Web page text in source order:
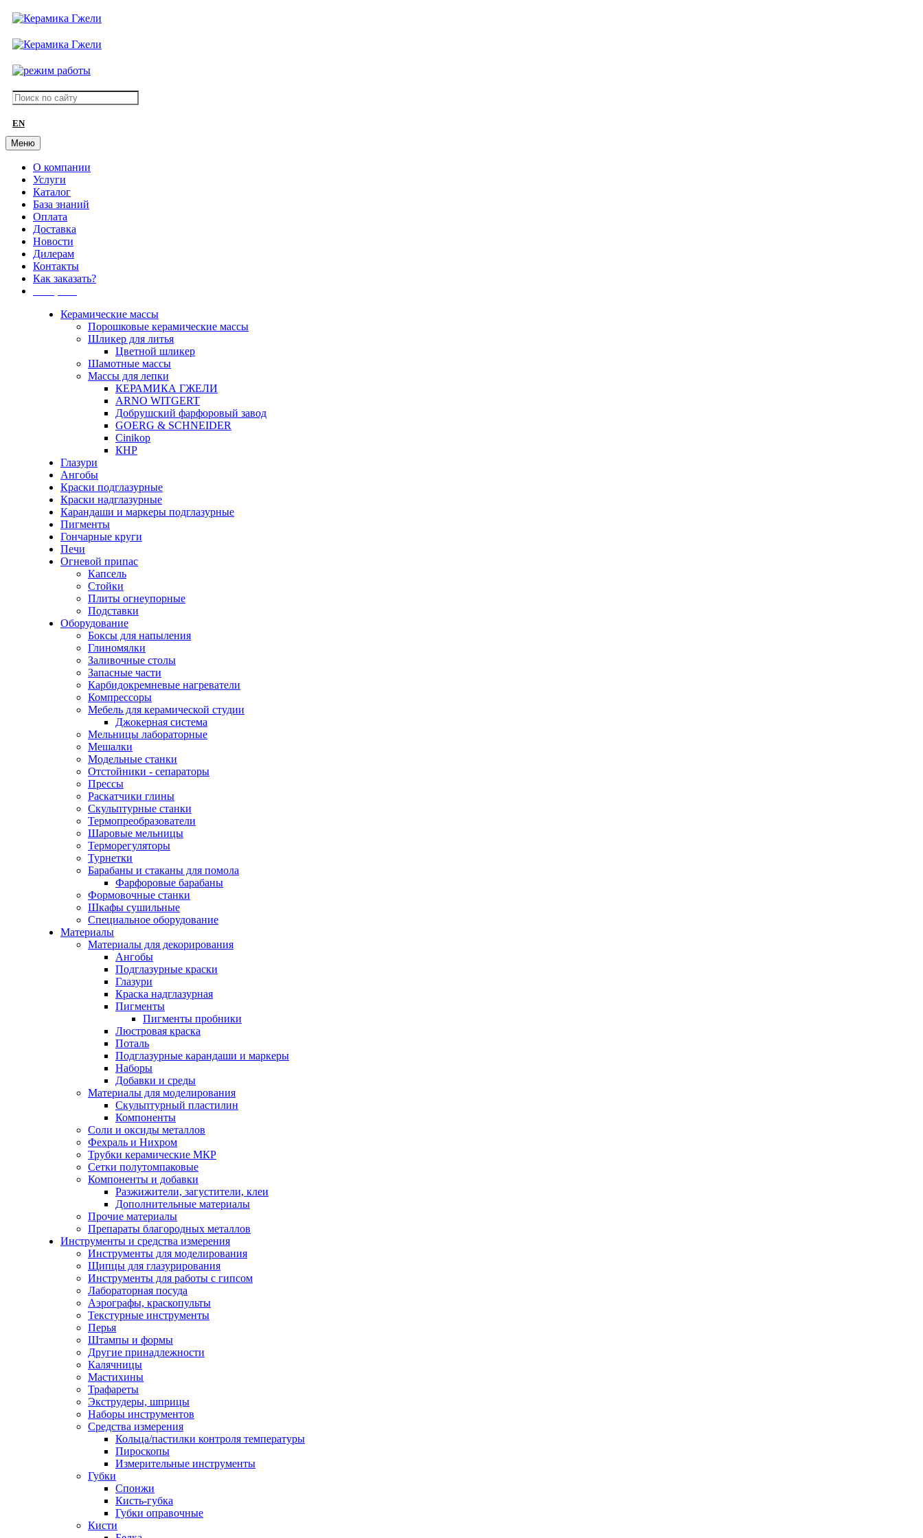
EN
Меню
О компании
Услуги
Каталог
База знаний
Оплата
Доставка
Новости
Дилерам
Контакты
Как заказать?
Керамические массы
Порошковые керамические массы
Шликер для литья
Цветной шликер
Шамотные массы
Массы для лепки
КЕРАМИКА ГЖЕЛИ
ARNO WITGERT
Добрушский фарфоровый завод
GOERG & SCHNEIDER
Cinikop
КНР
Глазури
Ангобы
Краски подглазурные
Краски надглазурные
Карандаши и маркеры подглазурные
Пигменты
Гончарные круги
Печи
Огневой припас
Капсель
Стойки
Плиты огнеупорные
Подставки
Оборудование
Боксы для напыления
Глиномялки
Заливочные столы
Запасные части
Карбидокремневые нагреватели
Компрессоры
Мебель для керамической студии
Джокерная система
Мельницы лабораторные
Мешалки
Модельные станки
Отстойники - сепараторы
Прессы
Раскатчики глины
Скульптурные станки
Термопреобразователи
Шаровые мельницы
Терморегуляторы
Турнетки
Барабаны и стаканы для помола
Фарфоровые барабаны
Формовочные станки
Шкафы сушильные
Специальное оборудование
Материалы
Материалы для декорирования
Ангобы
Подглазурные краски
Глазури
Краска надглазурная
Пигменты
Пигменты пробники
Люстровая краска
Поталь
Подглазурные карандаши и маркеры
Наборы
Добавки и среды
Материалы для моделирования
Скульптурный пластилин
Компоненты
Соли и оксиды металлов
Фехраль и Нихром
Трубки керамические МКР
Сетки полутомпаковые
Компоненты и добавки
Разжижители, загустители, клеи
Дополнительные материалы
Прочие материалы
Препараты благородных металлов
Инструменты и средства измерения
Инструменты для моделирования
Щипцы для глазурирования
Инструменты для работы с гипсом
Лабораторная посуда
Аэрографы, краскопульты
Текстурные инструменты
Перья
Штампы и формы
Другие принадлежности
Калячницы
Мастихины
Трафареты
Экструдеры, шприцы
Наборы инструментов
Средства измерения
Кольца/пастилки контроля температуры
Пироскопы
Измерительные инструменты
Губки
Спонжи
Кисть-губка
Губки оправочные
Кисти